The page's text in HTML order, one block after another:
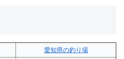
愛知県の釣り場